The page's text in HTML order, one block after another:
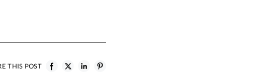
THIS POST